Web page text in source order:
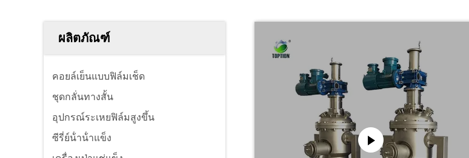
ผลิตภัณฑ์
คอยล์เย็นแบบฟิล์มเช็ด
ชุดกลั่นทางสั้น
อุปกรณ์ระเหยฟิล์มสูงขึ้น
ซีรี่ย์น้ําน้ําแข็ง